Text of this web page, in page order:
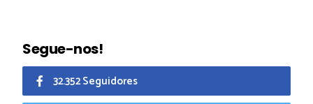
Segue-nos!
32.352 Seguidores